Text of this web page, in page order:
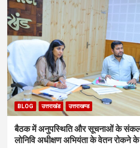
BLOG उत्तराखंड उत्तराखण्ड
बैठक में अनुपस्थिति और सूचनाओं के संकलन
लोनिवि अधीक्षण अभियंता के वेतन रोकने के